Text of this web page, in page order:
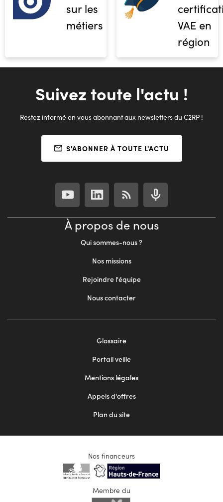
sur les
métiers
VAE en
région
Suivez toute l'actu !
Restez informé en vous abonnant aux newsletters du C2RP !
S'ABONNER À TOUTE L'ACTU
À propos de nous
Qui sommes-nous ?
Nos missions
Rejoindre l'équipe
Nous contacter
Glossaire
Portail veille
Mentions légales
Appels d'offres
Plan du site
Nos financeurs
Membre du